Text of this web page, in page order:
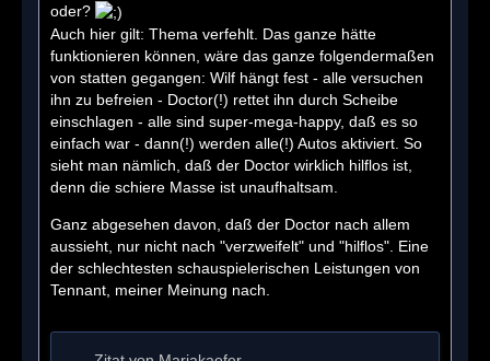
oder?
Auch hier gilt: Thema verfehlt. Das ganze hätte
funktionieren können, wäre das ganze folgendermaßen
von statten gegangen: Wilf hängt fest - alle versuchen
ihn zu befreien - Doctor(!) rettet ihn durch Scheibe
einschlagen - alle sind super-mega-happy, daß es so
einfach war - dann(!) werden alle(!) Autos aktiviert. So
sieht man nämlich, daß der Doctor wirklich hilflos ist,
denn die schiere Masse ist unaufhaltsam.
Ganz abgesehen davon, daß der Doctor nach allem
aussieht, nur nicht nach "verzweifelt" und "hilflos". Eine
der schlechtesten schauspielerischen Leistungen von
Tennant, meiner Meinung nach.